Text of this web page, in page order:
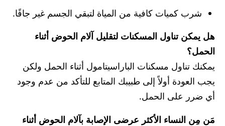
شرب كميات كافية من المياة لتبقي الجسم غير جافًا.
هل يمكن تناول المسكنات لتقليل آلام الحوض أثناء
الحمل؟
يمكنك تناول مسكنات الباراسيتامول أثناء الحمل ولكن
يجب العودة أولاً إلى طبيبك المتابع للتأكد من عدم وجود
أي ضرر على الحمل.
مَن مِن النساء الأكثر عرضى الإصابة بآلام الحوض أثناء